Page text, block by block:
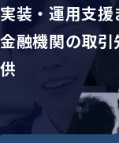
お役立ち記事
よくあるご質問
実装・運用支援
金融機関の取
供